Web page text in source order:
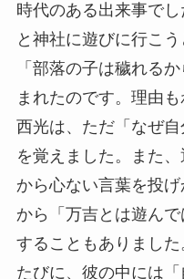
時代のある出来事で
と神社に遊びに行こ
「部落の子は穢れる
まれたのです。理由
西光は、ただ「なぜ
を覚えました。また
から心ない言葉を投
から「万吉とは遊ん
することもありまし
たびに、彼の中には